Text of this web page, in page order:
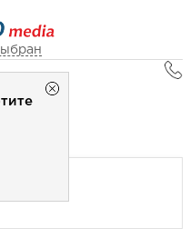
НИКО-медиа
+7 (3462) 550-877